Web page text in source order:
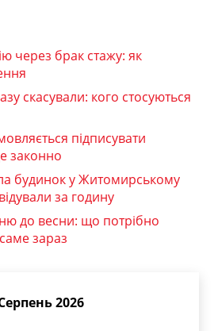
через брак стажу: як
скасували: кого стосуються
підписувати
законно
будинок у Житомирському
за годину
до весни: що потрібно
зараз
2026